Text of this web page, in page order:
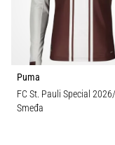
Puma
FC St. Pauli Special
Smeđa